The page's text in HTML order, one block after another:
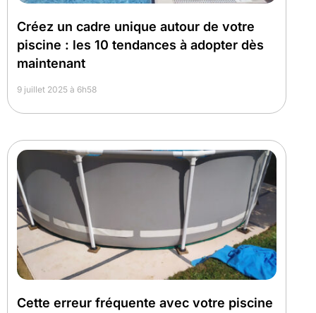
Créez un cadre unique autour de votre
piscine : les 10 tendances à adopter dès
maintenant
9 juillet 2025 à 6h58
Cette erreur fréquente avec votre piscine